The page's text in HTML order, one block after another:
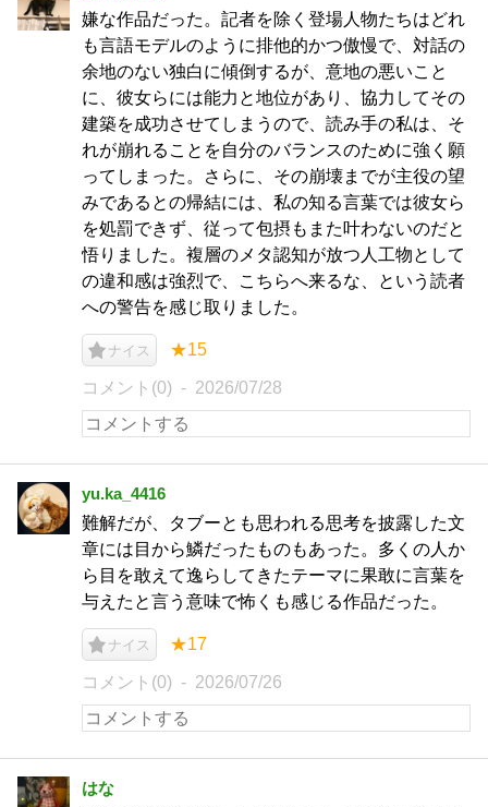
嫌な作品だった。記者を除く登場人物たちはどれ
も言語モデルのように排他的かつ傲慢で、対話の
余地のない独白に傾倒するが、意地の悪いこと
に、彼女らには能力と地位があり、協力してその
建築を成功させてしまうので、読み手の私は、そ
れが崩れることを自分のバランスのために強く願
ってしまった。さらに、その崩壊までが主役の望
みであるとの帰結には、私の知る言葉では彼女ら
を処罰できず、従って包摂もまた叶わないのだと
悟りました。複層のメタ認知が放つ人工物として
の違和感は強烈で、こちらへ来るな、という読者
への警告を感じ取りました。
ナイス ★15
コメント(0) 2026/07/28
yu.ka_4416
難解だが、タブーとも思われる思考を披露した文
章には目から鱗だったものもあった。多くの人か
ら目を敢えて逸らしてきたテーマに果敢に言葉を
与えたと言う意味で怖くも感じる作品だった。
ナイス ★17
コメント(0) 2026/07/26
はな